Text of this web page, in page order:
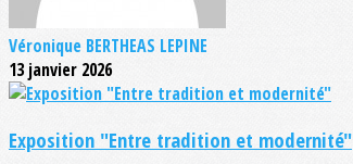
Véronique BERTHEAS LEPINE
13 janvier 2026
Exposition "Entre tradition et modernité"